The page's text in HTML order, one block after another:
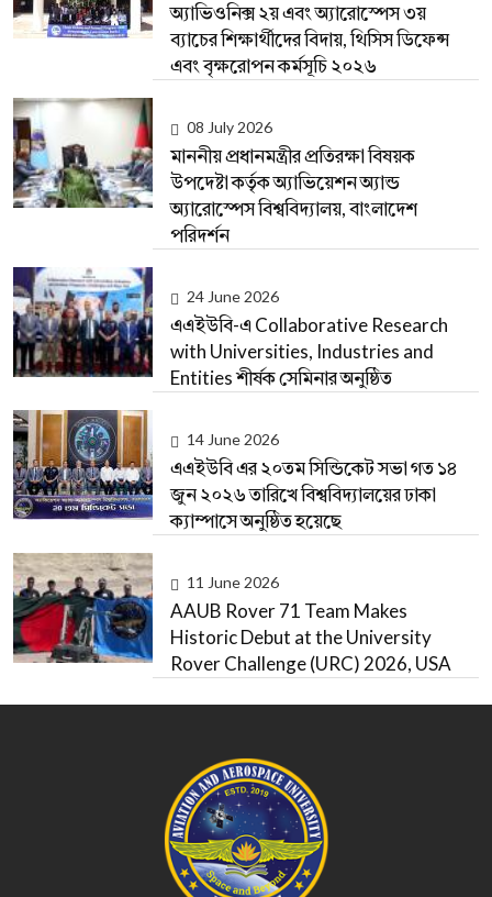
অ্যাভিওনিক্স ২য় এবং অ্যারোস্পেস ৩য়
ব্যাচের শিক্ষার্থীদের বিদায়, থিসিস ডিফেন্স
এবং বৃক্ষরোপন কর্মসূচি ২০২৬
08 July 2026
মাননীয় প্রধানমন্ত্রীর প্রতিরক্ষা বিষয়ক
উপদেষ্টা কর্তৃক অ্যাভিয়েশন অ্যান্ড
অ্যারোস্পেস বিশ্ববিদ্যালয়, বাংলাদেশ
পরিদর্শন
24 June 2026
এএইউবি-এ Collaborative Research
with Universities, Industries and
Entities শীর্ষক সেমিনার অনুষ্ঠিত
14 June 2026
এএইউবি এর ২০তম সিন্ডিকেট সভা গত ১৪
জুন ২০২৬ তারিখে বিশ্ববিদ্যালয়ের ঢাকা
ক্যাম্পাসে অনুষ্ঠিত হয়েছে
11 June 2026
AAUB Rover 71 Team Makes
Historic Debut at the University
Rover Challenge (URC) 2026, USA